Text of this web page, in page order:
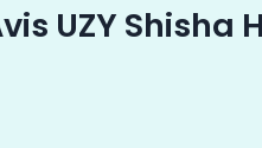
UZY Shisha